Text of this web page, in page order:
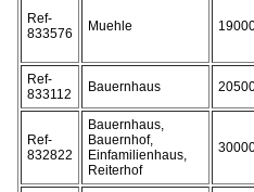
Ref-
833576
Muehle
Ref-
833112
Bauernhaus
Ref-
832822
Bauernhaus,
Bauernhof,
Einfamilienhaus,
Reiterhof